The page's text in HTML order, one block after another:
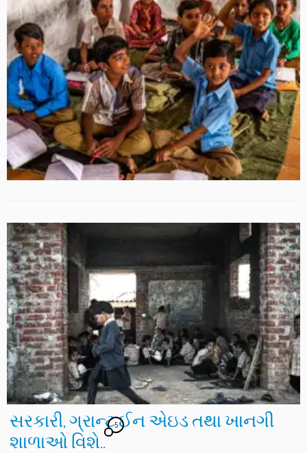
સરકારી, ગ્રાન્ટ ઈન એઇડ તથા ખાનગી
શાળાઓ વિશે..
5